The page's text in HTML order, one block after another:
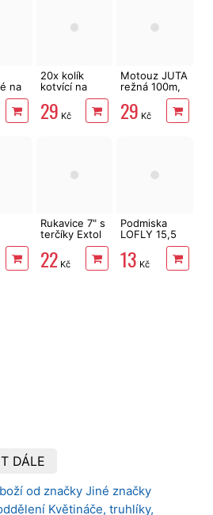
na
20x kolík
kotvící na
upevnění
textilie 12 cm
29 Kč
Motouz JUTA
režná 100m,
1,5mm, 100g
29 Kč
Rukavice 7" s
terčíky Extol
22 Kč
Podmiska
LOFLY 15,5
cm antracit
13 Kč
DÁLE
od značky Jiné značky
Květináče, truhlíky,